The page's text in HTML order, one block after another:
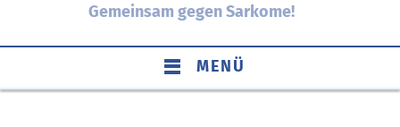
Gemeinsam gegen Sarkome!
MENÜ